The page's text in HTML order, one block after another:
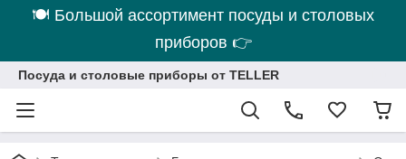
🍽 Большой ассортимент посуды и столовых
приборов 👉
Посуда и столовые приборы от TELLER